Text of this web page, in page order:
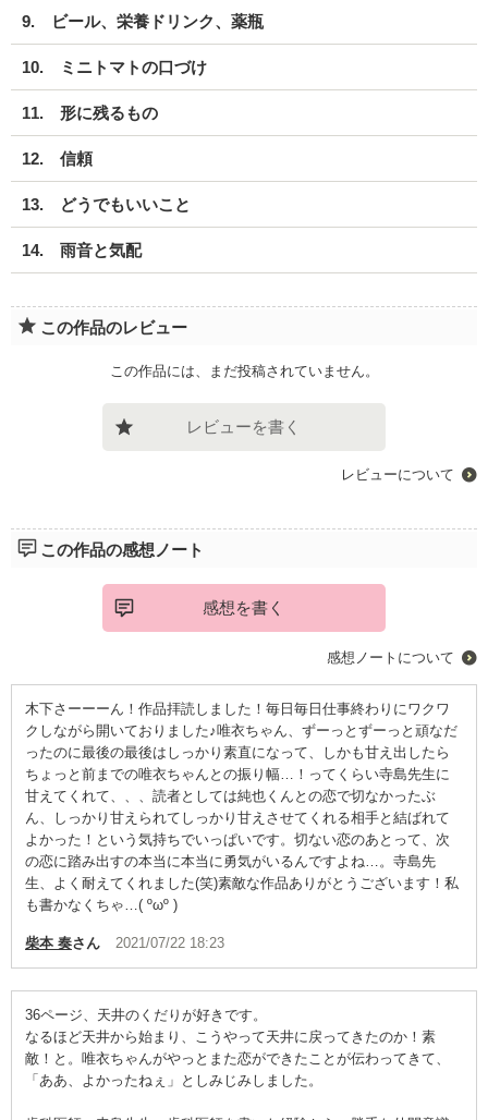
9. ビール、栄養ドリンク、薬瓶
10. ミニトマトの口づけ
11. 形に残るもの
12. 信頼
13. どうでもいいこと
14. 雨音と気配
この作品のレビュー
この作品には、まだ投稿されていません。
レビューを書く
レビューについて
この作品の感想ノート
感想を書く
感想ノートについて
木下さーーーん！作品拝読しました！毎日毎日仕事終わりにワクワ
クしながら開いておりました♪唯衣ちゃん、ずーっとずーっと頑なだ
ったのに最後の最後はしっかり素直になって、しかも甘え出したら
ちょっと前までの唯衣ちゃんとの振り幅…！ってくらい寺島先生に
甘えてくれて、、、読者としては純也くんとの恋で切なかったぶ
ん、しっかり甘えられてしっかり甘えさせてくれる相手と結ばれて
よかった！という気持ちでいっぱいです。切ない恋のあとって、次
の恋に踏み出すの本当に本当に勇気がいるんですよね…。寺島先
生、よく耐えてくれました(笑)素敵な作品ありがとうございます！私
も書かなくちゃ…( ºωº )
柴本 奏さん 2021/07/22 18:23
36ページ、天井のくだりが好きです。
なるほど天井から始まり、こうやって天井に戻ってきたのか！素
敵！と。唯衣ちゃんがやっとまた恋ができたことが伝わってきて、
「ああ、よかったねぇ」としみじみしました。